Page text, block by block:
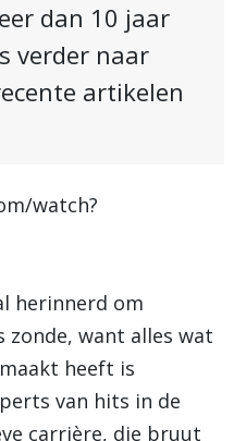
dan 10 jaar
verder naar
artikelen
watch?
herinnerd om
zonde, want alles wat
heeft is
van hits in de
carrière, die bruut